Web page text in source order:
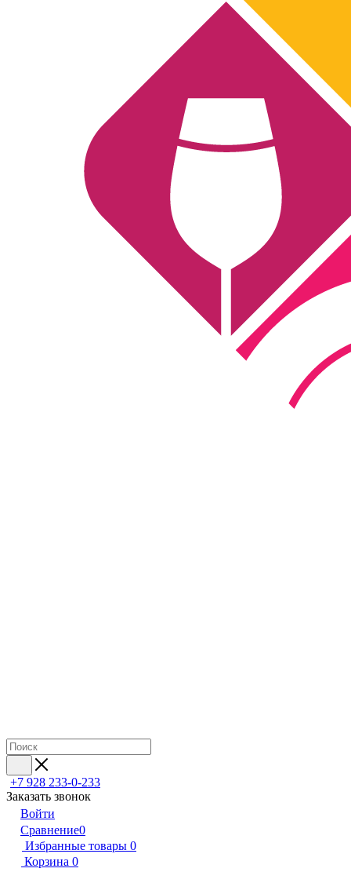
+7 928 233-0-233
Заказать звонок
Войти
Сравнение0
Избранные товары 0
Корзина 0